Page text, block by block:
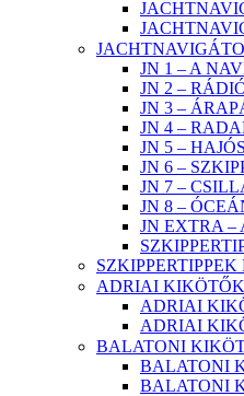
JN 1 – A
JN 2 –
JN 3 –
JN 4 –
JN 5 –
JN 6 –
JN 7 –
JN 8 –
JN EXTRA –
ADRIAI
ADRIAI
ADRIAI
BALATONI
BALATONI
BALATONI